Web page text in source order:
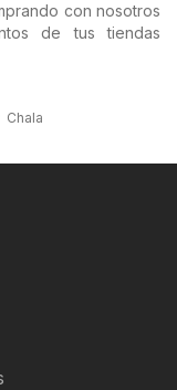
con nosotros
de tus tiendas
Chala